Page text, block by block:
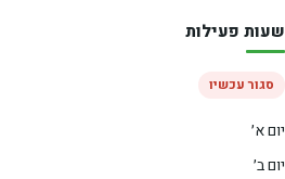
שעות פעילות
סגור עכשיו
יום א׳
יום ב׳